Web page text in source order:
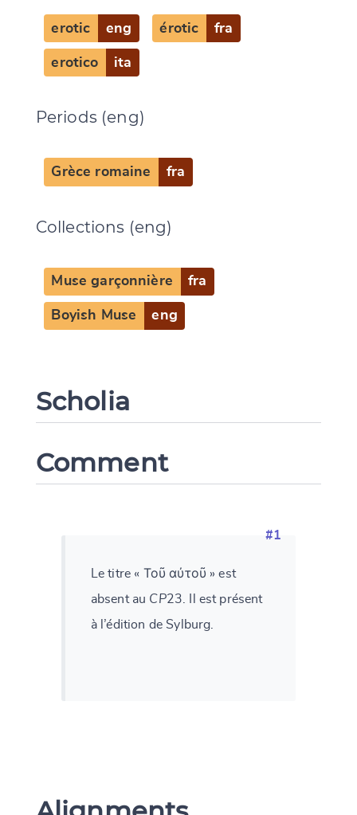
erotic eng érotic fra
erotico ita
Periods (eng)
Grèce romaine fra
Collections (eng)
Muse garçonnière fra
Boyish Muse eng
Scholia
Comment
#1
Le titre « Τοῦ αὐτοῦ » est
absent au CP23. Il est présent
à l’édition de Sylburg.
Change language
CANCEL